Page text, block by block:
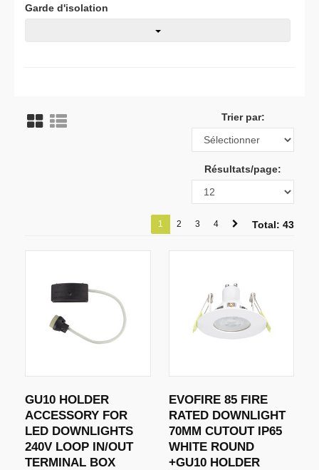
Garde d'isolation
Trier par:
Résultats/page:
1 2 3 4 Total: 43
GU10 HOLDER
ACCESSORY FOR
LED DOWNLIGHTS
240V LOOP IN/OUT
TERMINAL BOX
EVOFIRE 85 FIRE
RATED DOWNLIGHT
70MM CUTOUT IP65
WHITE ROUND
+GU10 HOLDER